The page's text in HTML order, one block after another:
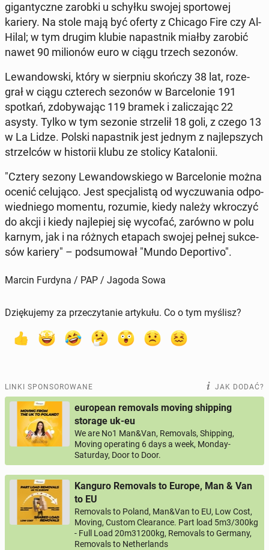
gi­gan­tycz­ne zarobki u schyłku swojej spor­to­wej
kariery. Na stole mają być oferty z Chicago Fire czy Al-
Hilal; w tym drugim klubie na­past­nik miałby zarobić
nawet 90 mi­lio­nów euro w ciągu trzech sezonów.
Le­wan­dow­ski, który w sierp­niu skończy 38 lat, ro­ze­
grał w ciągu czte­rech sezonów w Bar­ce­lo­nie 191
spotkań, zdo­by­wa­jąc 119 bramek i za­li­cza­jąc 22
asysty. Tylko w tym sezonie strze­lił 18 goli, z czego 13
w La Lidze. Polski na­past­nik jest jednym z naj­lep­szych
strzel­ców w hi­sto­rii klubu ze stolicy Ka­ta­lo­nii.
"Cztery sezony Le­wan­dow­skie­go w Bar­ce­lo­nie można
ocenić ce­lu­ją­co. Jest spe­cja­li­stą od wy­czu­wa­nia od­po­
wied­nie­go momentu, rozumie, kiedy należy wkro­czyć
do akcji i kiedy naj­le­piej się wycofać, zarówno w polu
karnym, jak i na różnych etapach swojej pełnej suk­ce­
sów kariery" – pod­su­mo­wał "Mundo De­por­ti­vo".
Marcin Furdyna / PAP / Jagoda Sowa
Dziękujemy za przeczytanie artykułu. Co o tym myślisz?
LINKI SPONSOROWANE JAK DODAĆ?
european removals moving shipping
storage uk-eu
We are No1 Man&Van, Removals, Shipping,
Moving operating 6 days a week, Monday-
Saturday, Door to Door.
Kanguro Removals to Europe, Man & Van
to EU
Removals to Poland, Man&Van to EU, Low Cost,
Moving, Custom Clearance. Part load 5m3/300kg
- Full Load 20m31200kg, Removals to Germany,
Removals to Netherlands